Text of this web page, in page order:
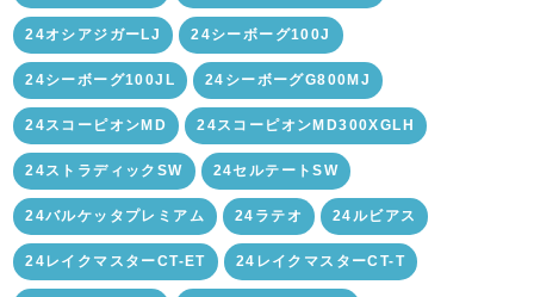
24オシアジガーLJ 24シーボーグ100J
24シーボーグ100JL 24シーボーグG800MJ
24スコーピオンMD 24スコーピオンMD300XGLH
24ストラディックSW 24セルテートSW
24バルケッタプレミアム 24ラテオ 24ルビアス
24レイクマスターCT-ET 24レイクマスターCT-T